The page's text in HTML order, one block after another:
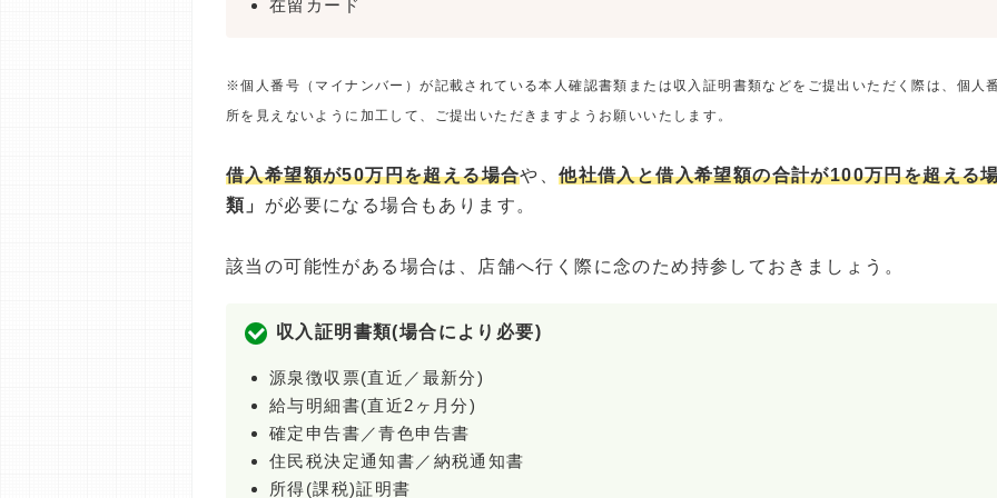
在留カード
※個人番号（マイナンバー）が記載されている本人確認書類または収入証明書類などをご提出いただく際は、個人
所を見えないように加工して、ご提出いただきますようお願いいたします。
借入希望額が50万円を超える場合や、他社借入と借入希望額の合計が100万円を超える
類」 が必要になる場合もあります。
該当の可能性がある場合は、店舗へ行く際に念のため持参しておきましょう。
収入証明書類(場合により必要)
源泉徴収票(直近／最新分)
給与明細書(直近2ヶ月分)
確定申告書／青色申告書
住民税決定通知書／納税通知書
所得(課税)証明書